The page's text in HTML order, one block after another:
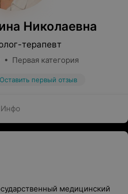
Николаевна
терапевт
Первая категория
Оставить первый отзыв
Инфо
медицинский